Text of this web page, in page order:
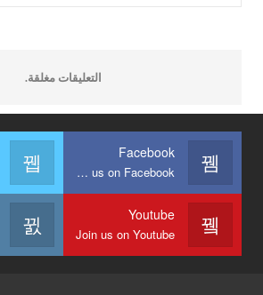
التعليقات مغلقة.
Facebook
Join us on Facebook
Youtube
Join us on Youtube